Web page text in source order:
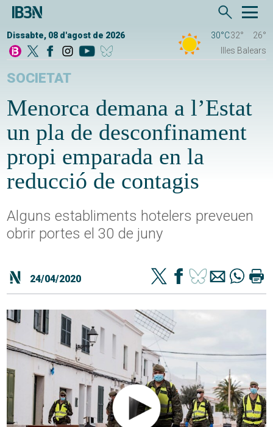
Dissabte, 08 d'agost de 2026 30°C32°
26°
Illes Balears
SOCIETAT
Menorca demana a l’Estat
un pla de desconfinament
propi emparada en la
reducció de contagis
Alguns establiments hotelers preveuen
obrir portes el 30 de juny
24/04/2020